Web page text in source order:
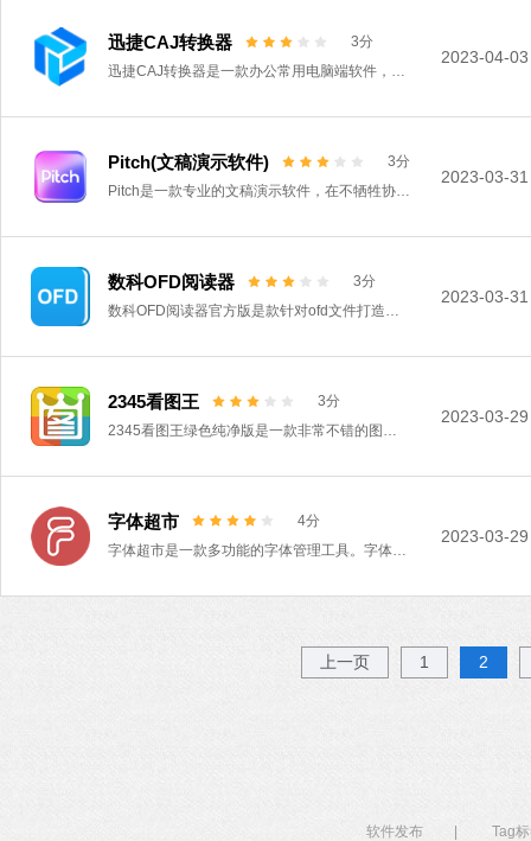
迅捷CAJ转换器
3分
迅捷CAJ转换器是一款办公常用电脑端软件，软件提供了CAJ转换、PDF转换、PDF的其他操作、CAD的其他操作等功能。该软件功能较多，适应多种格式转换，除了可以轻松的帮助用户完成CAJ转Word、CAJ转PDF、PDF转Word、PDF转Excel、PDF转PPT等一类的文件转换操作，是办公人士常备的文档转换工具。
2023-04-03
Pitch(文稿演示软件)
3分
Pitch是一款专业的文稿演示软件，在不牺牲协作，美观或速度的情况下创建获奖的演示文稿，为您的团队设置中央工作区，保存自定义模板，包括颜色和自定义字体与共享光标，实时视频和智能工作流程一起进行编辑，能够满足使用者对编辑文档的需求。
2023-03-31
数科OFD阅读器
3分
数科OFD阅读器官方版是款针对ofd文件打造的查看与浏览工具。提供OFD PDF文件的阅读、检索、打印、注释等基本版式处理功能，并实现文件签批、修订、语义等公务扩展功能，是处理电子公文、电子证照、电子票据等严肃凭证类电子文件的必备工具。
2023-03-31
2345看图王
3分
2345看图王绿色纯净版是一款非常不错的图像浏览软件。2345看图王带给人们惊叹的超高清完美画质呈现，纤毫毕现，精密迅锐的图像处理，带给您最真实的高清看图效果！
2023-03-29
字体超市
4分
字体超市是一款多功能的字体管理工具。字体超市收录了超多免费字体，支持字体搜索、收藏、标签等功能，可以帮助用户快速的找到想要的字体。字体超市还汇集了创意书写、毛笔书法、卡通可爱、常规书写等正版字体，并且不用担心版权问题，快来下载体验吧。
2023-03-29
上一页 1 2
软件发布 Tag